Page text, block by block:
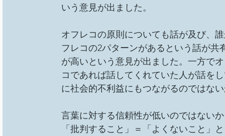
いう意見が出ました。
オフレコの原則についても話が及び、
フレコの2パターンがあるという話が
が高いという意見が出ました。一方で
コであれば話してくれていた人が話を
に社会的不利益にもつながるのではな
言葉に対する信頼性が低いのではない
「批判すること」＝「よくないこと」